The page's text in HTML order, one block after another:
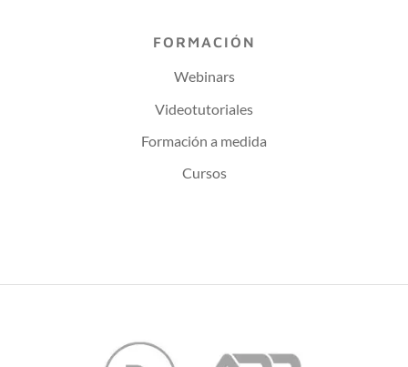
FORMACIÓN
Webinars
Videotutoriales
Formación a medida
Cursos